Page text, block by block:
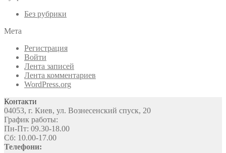
Без рубрики
Мета
Регистрация
Войти
Лента записей
Лента комментариев
WordPress.org
Контакти
04053, г. Киев, ул. Вознесенский спуск, 20
График работы:
Пн-Пт: 09.30-18.00
Сб: 10.00-17.00
Телефони: